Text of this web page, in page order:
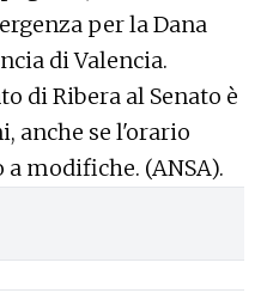
per la Dana
di Valencia.
di Ribera al Senato è
anche se l'orario
modifiche. (ANSA).